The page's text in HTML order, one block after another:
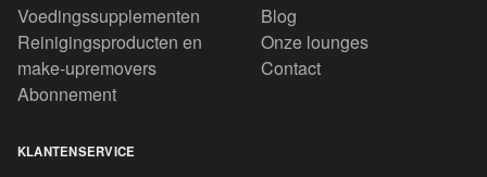
Voedingssupplementen
Reinigingsproducten en
make-upremovers
Abonnement
Blog
Onze lounges
Contact
KLANTENSERVICE